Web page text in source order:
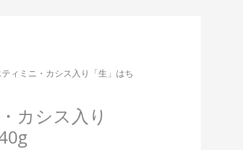
ィミニ・カシス入り「生」はち
カシス入り